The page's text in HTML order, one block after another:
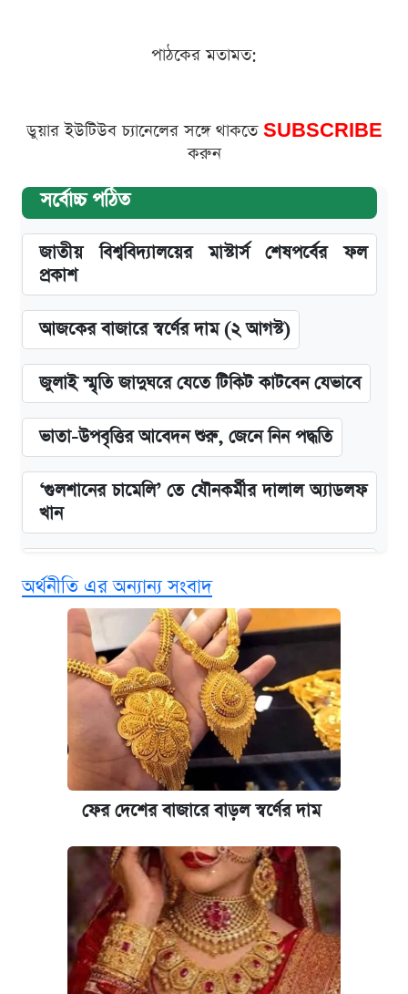
পাঠকের মতামত:
ডুয়ার ইউটিউব চ্যানেলের সঙ্গে থাকতে SUBSCRIBE
করুন
সর্বোচ্চ পঠিত
জাতীয় বিশ্ববিদ্যালয়ের মাস্টার্স শেষপর্বের ফল
প্রকাশ
আজকের বাজারে স্বর্ণের দাম (২ আগস্ট)
জুলাই স্মৃতি জাদুঘরে যেতে টিকিট কাটবেন যেভাবে
ভাতা-উপবৃত্তির আবেদন শুরু, জেনে নিন পদ্ধতি
‘গুলশানের চামেলি’ তে যৌনকর্মীর দালাল অ্যাডলফ
খান
দাম ও ফিচার
কবে শুরু হচ্ছে ঢাবির ভর্তি আবেদন, জানাল কর্তৃপক্ষ
নবম জাতীয় পে-স্কেল নিয়ে সর্বশেষ যা জানা গেল
আজকের বাজারে স্বর্ণ-রুপার দাম (৫ আগস্ট)
কবে হবে মেডিকেল ভর্তি পরীক্ষা, জানা গেল যা
আজকের বাজারে স্বর্ণের দাম (৪ আগস্ট)
পাঁচ দপ্তরে নতুন সচিব নিয়োগ দিল সরকার
রাষ্ট্রবিরোধী কর্মকাণ্ড: ঢাবির কয়েকজন শিক্ষকের
অর্থনীতি এর অন্যান্য সংবাদ
ফের দেশের বাজারে বাড়ল স্বর্ণের দাম